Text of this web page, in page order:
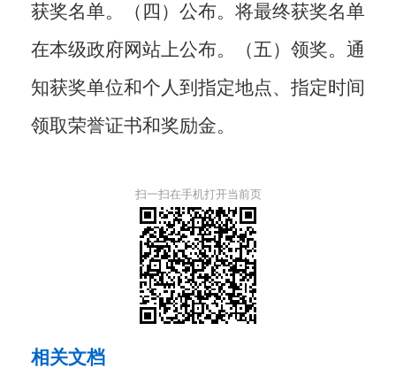
获奖名单。（四）公布。将最终获奖名单
在本级政府网站上公布。（五）领奖。通
知获奖单位和个人到指定地点、指定时间
领取荣誉证书和奖励金。
扫一扫在手机打开当前页
相关文档